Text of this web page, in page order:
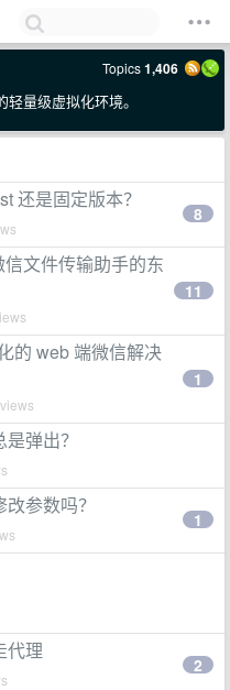
Topics1,406
量级虚拟化环境。
还是固定版本？
8
文件传输助手的东
11
的 web 端微信解决
1
弹出？
参数吗？
1
代理
2